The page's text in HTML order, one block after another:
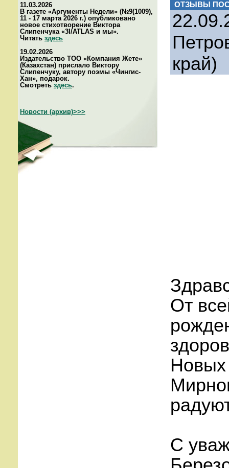
11.03.2026
В газете «Аргументы Недели» (№9(1009),
11 - 17 марта 2026 г.) опубликовано
новое стихотворение Виктора
Слипенчука «3I/ATLAS и мы».
Читать здесь
19.02.2026
Издательство ТОО «Компания Жете»
(Казахстан) прислало Виктору
Слипенчуку, автору поэмы «Чингис-
Хан», подарок.
Смотреть здесь.
Новости (архив)>>>
ОТЗЫВЫ
край)
От
Новых
С